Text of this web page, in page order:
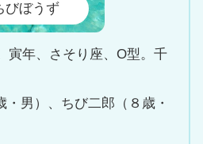
びぼうず
寅年、さそり座、O型。千
男）、ちび二郎（８歳・